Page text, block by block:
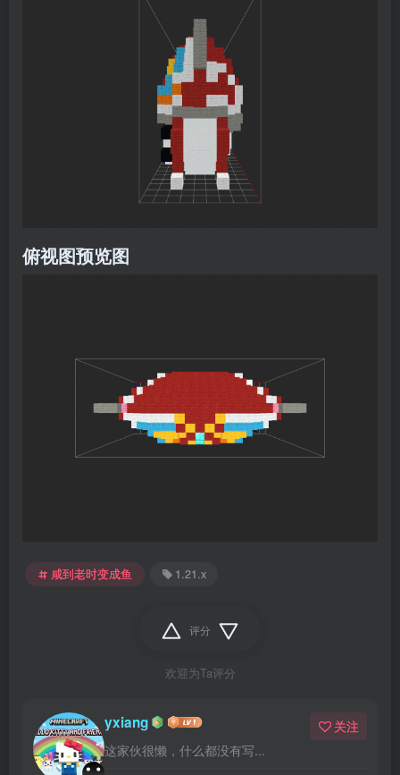
俯视图预览图
咸到老时变成鱼 1.21.x
评分
欢迎为Ta评分
yxiang
这家伙很懒，什么都没有写...
关注